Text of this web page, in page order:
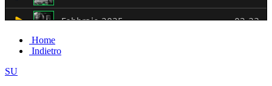
Home
Indietro
SU